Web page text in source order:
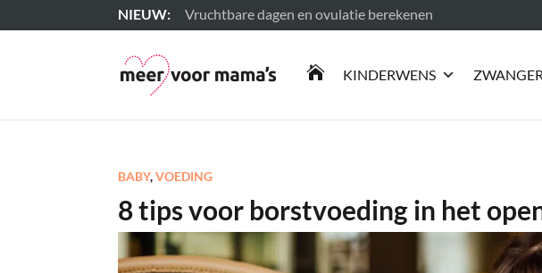
Vruchtbare dagen en ovulatie berekenen
Lees meer
 KINDERWENS ZWANGER
BABY,VOEDING
8 tips voor borstvoeding in het